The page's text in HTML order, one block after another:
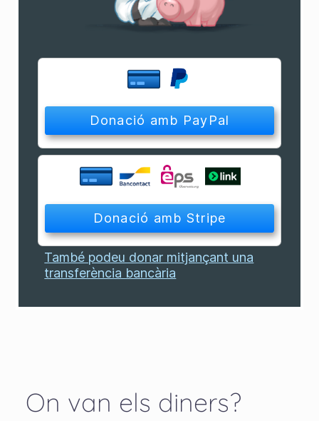
També podeu donar mitjançant una
transferència bancària
On van els diners?